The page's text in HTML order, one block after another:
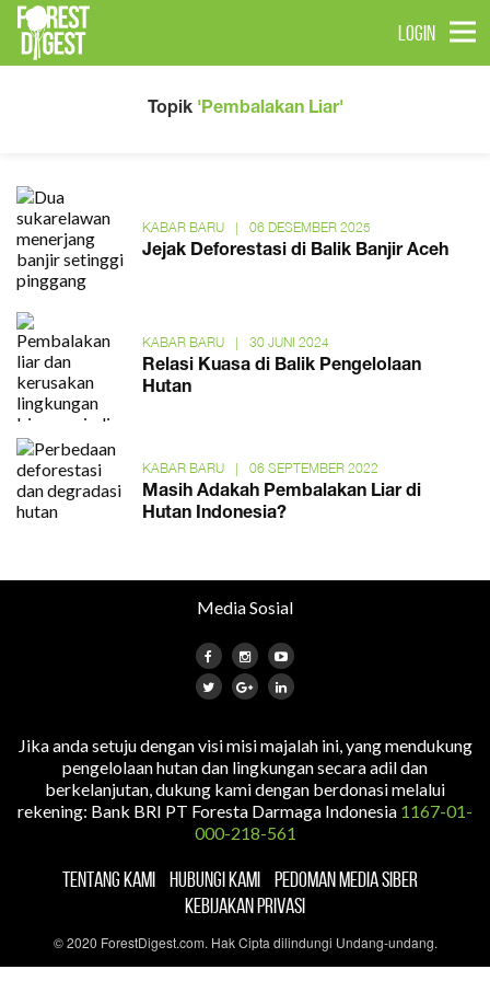
LOGIN
Topik 'Pembalakan Liar'
KABAR BARU | 06 DESEMBER 2025
Jejak Deforestasi di Balik Banjir Aceh
KABAR BARU | 30 JUNI 2024
Relasi Kuasa di Balik Pengelolaan
Hutan
KABAR BARU | 06 SEPTEMBER 2022
Masih Adakah Pembalakan Liar di
Hutan Indonesia?
Media Sosial
Jika anda setuju dengan visi misi majalah ini, yang mendukung
pengelolaan hutan dan lingkungan secara adil dan
berkelanjutan, dukung kami dengan berdonasi melalui
rekening: Bank BRI PT Foresta Darmaga Indonesia 1167-01-
000-218-561
TENTANG KAMI HUBUNGI KAMI
PEDOMAN MEDIA SIBER
KEBIJAKAN PRIVASI
© 2020 ForestDigest.com. Hak Cipta dilindungi Undang-undang.